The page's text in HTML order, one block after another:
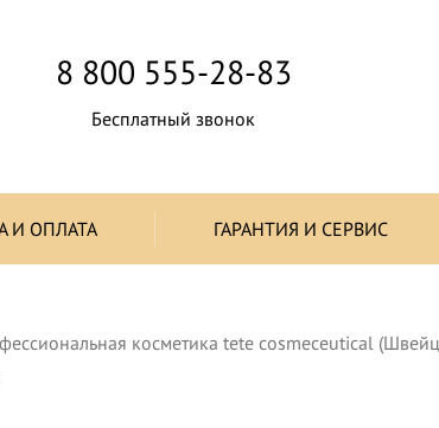
8 800 555-28-83
Бесплатный звонок
И ОПЛАТА ГАРАНТИЯ И СЕРВИС
косметика tete cosmeceutical